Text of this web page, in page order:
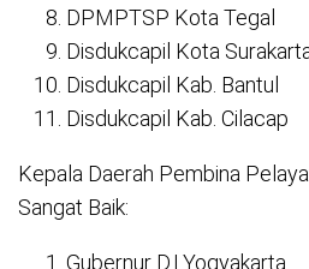
DPMPTSP Kota Tegal
Disdukcapil Kota
Disdukcapil Kab. Bantul
Disdukcapil Kab. Cilacap
Kepala Daerah Pembina
Sangat Baik:
Gubernur D.I.Yogyakarta